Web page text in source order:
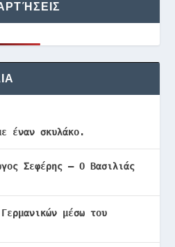
έναν σκυλάκο.
Σεφέρης – Ο Βασιλιάς
μέσω του